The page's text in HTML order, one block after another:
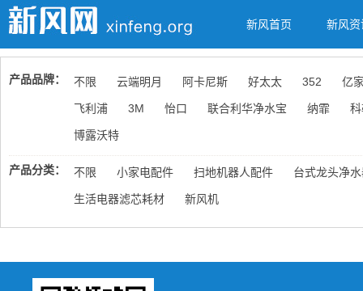
新风首页 新风资
产品品牌： 不限 云端明月 阿卡尼斯 好太太 352 亿
飞利浦 3M 怡口 联合利华净水宝 纳霏
博露沃特
产品分类： 不限 小家电配件 扫地机器人配件 台式龙头净
生活电器滤芯耗材 新风机